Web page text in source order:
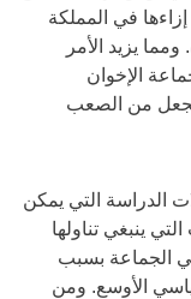
في المملكة
ومما يزيد الأمر
الإخوان
يجعل من الصعب
الدراسة التي يمكن
ينبغي تناولها
في الجماعة بسبب
الأوسع. ومن